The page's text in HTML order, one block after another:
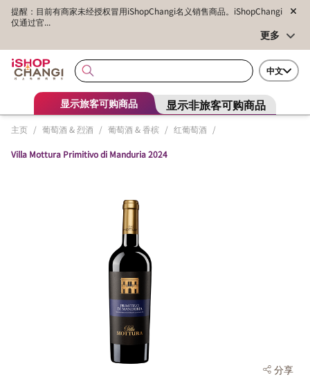
提醒：目前有商家未经授权冒用iShopChangi名义销售商品。iShopChangi
仅通过官...
更多
中文
显示旅客可购商品 显示非旅客可购商品
主页 / 葡萄酒 & 烈酒 / 葡萄酒 & 香槟 / 红葡萄酒 /
Villa Mottura Primitivo di Manduria 2024
分享